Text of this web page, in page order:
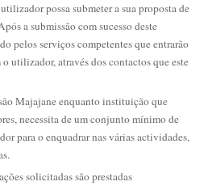
possa submeter a sua proposta de
a submissão com sucesso deste
pelos serviços competentes que entrarão
utilizador, através dos contactos que este
Majajane enquanto instituição que
necessita de um conjunto mínimo de
para o enquadrar nas várias actividades,
solicitadas são prestadas